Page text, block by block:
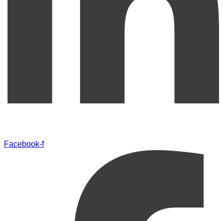
Facebook-f